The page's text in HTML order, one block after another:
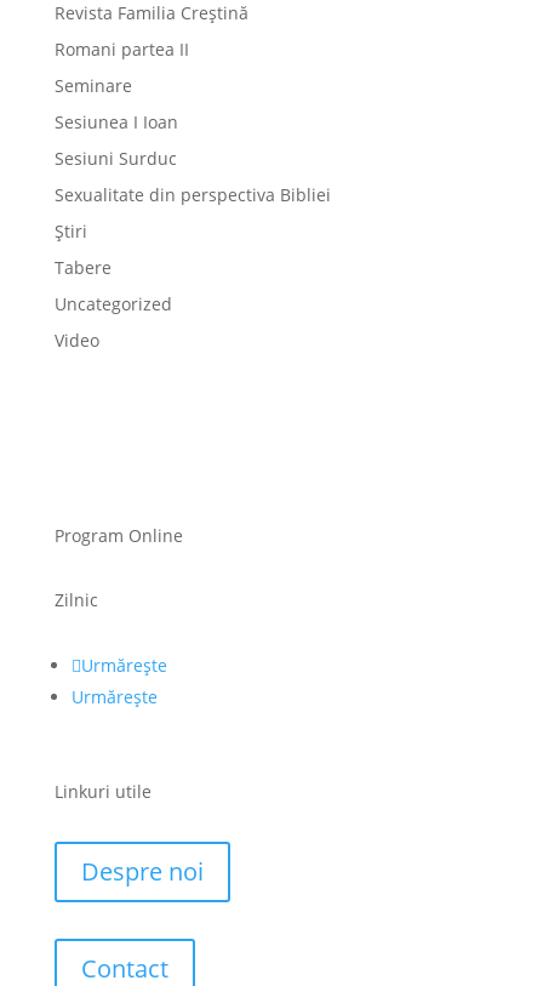
Revista Familia Creștină
Romani partea II
Seminare
Sesiunea I Ioan
Sesiuni Surduc
Sexualitate din perspectiva Bibliei
Știri
Tabere
Uncategorized
Video
Program Online
Zilnic
Urmărește
Urmărește
Linkuri utile
Despre noi
Contact